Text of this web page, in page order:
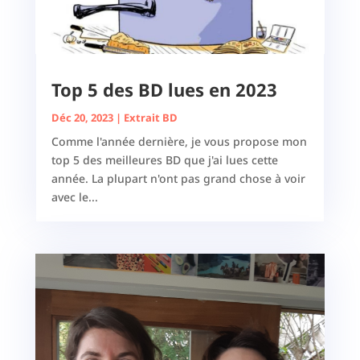
Top 5 des BD lues en 2023
Déc 20, 2023| Extrait BD
Comme l'année dernière, je vous propose mon
top 5 des meilleures BD que j'ai lues cette
année. La plupart n'ont pas grand chose à voir
avec le...